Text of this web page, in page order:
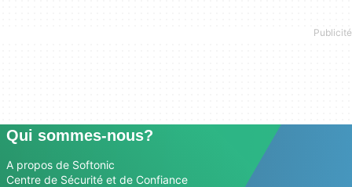
Qui sommes-nous?
A propos de Softonic
Centre de Sécurité et de Confiance